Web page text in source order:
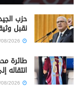
حزب
نقبل
طائرة
انتقاله